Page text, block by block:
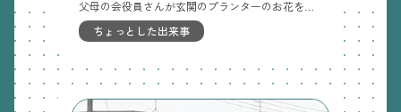
ちょっとした出来事